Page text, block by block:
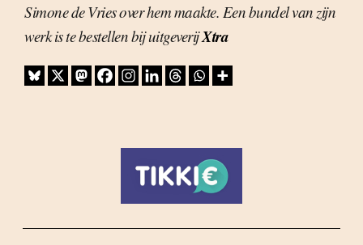
Simone de Vries over hem maakte. Een bundel van zijn
werk is te bestellen bij uitgeverijXtra